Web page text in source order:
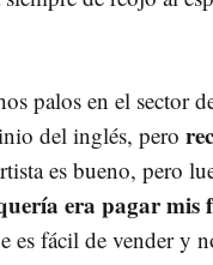
palos en el sector
del inglés, pero
es bueno, pero
era pagar mis
es fácil de vender y